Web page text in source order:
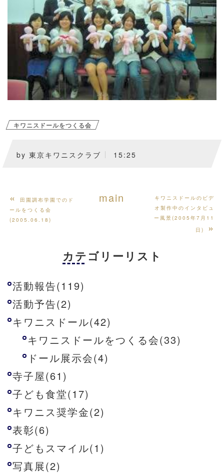
キワニスドールをつくる会
by 東京キワニスクラブ 15:25
«
田園調布学園でのド
ールをつくる会
(2005.06.18)
main
キワニスドールのビデ
オ製作中のインタビュ
ー風景(2005年7月11
日)
»
カテゴリーリスト
活動報告(119)
活動予告(2)
キワニスドール(42)
キワニスドールをつくる会(33)
ドール展示会(4)
寺子屋(61)
子ども食堂(17)
キワニス奨学金(2)
表彰(6)
子どもスマイル(1)
写真展(2)